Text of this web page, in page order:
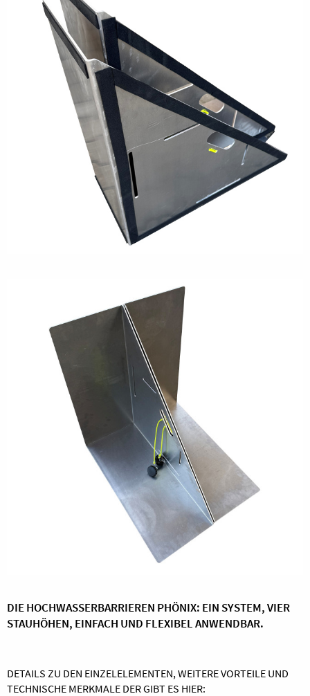
DIE HOCHWASSERBARRIEREN PHÖNIX: EIN SYSTEM, VIER
STAUHÖHEN, EINFACH UND FLEXIBEL ANWENDBAR.
DETAILS ZU DEN EINZELELEMENTEN, WEITERE VORTEILE UND
TECHNISCHE MERKMALE DER GIBT ES HIER: